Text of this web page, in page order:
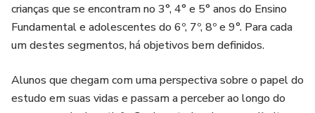
crianças que se encontram no 3°, 4° e 5° anos do Ensino
Fundamental e adolescentes do 6º, 7º, 8º e 9°. Para cada
um destes segmentos, há objetivos bem definidos.
Alunos que chegam com uma perspectiva sobre o papel do
estudo em suas vidas e passam a perceber ao longo do